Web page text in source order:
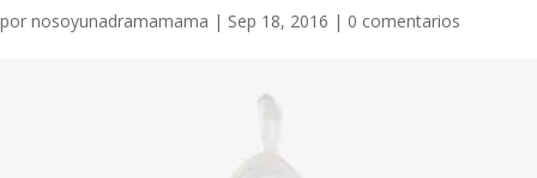
por nosoyunadramamama | Sep 18, 2016 | 0 comentarios